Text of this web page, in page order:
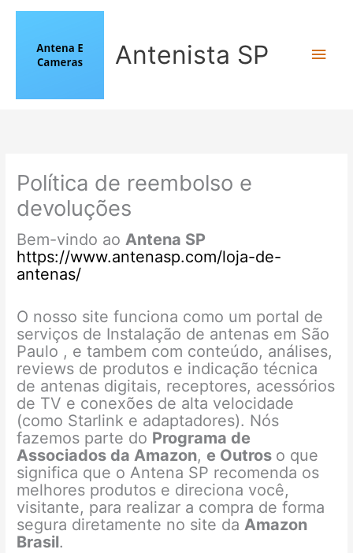
conteúdo
Antenista SP
Política de reembolso e
devoluções
Bem-vindo aoAntena SP
https://www.antenasp.com/loja-de-
antenas/
O nosso site funciona como um portal de
serviços de Instalação de antenas em São
Paulo , e tambem com conteúdo, análises,
reviews de produtos e indicação técnica
de antenas digitais, receptores, acessórios
de TV e conexões de alta velocidade
(como Starlink e adaptadores). Nós
fazemos parte do Programa de
Associados da Amazon,e Outros o que
significa que o Antena SP recomenda os
melhores produtos e direciona você,
visitante, para realizar a compra de forma
segura diretamente no site daAmazon
Brasil.